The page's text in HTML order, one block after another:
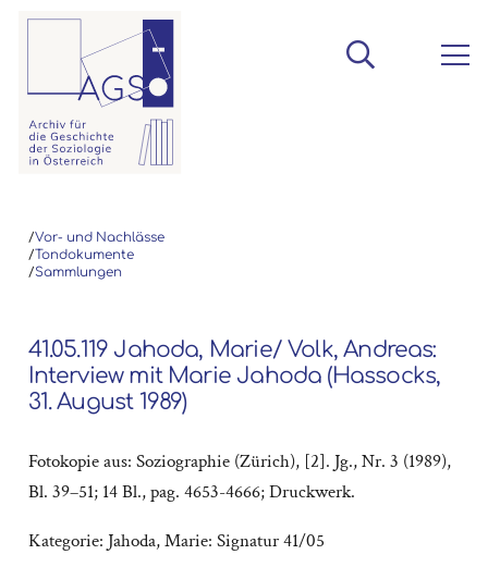
/Vor- und Nachlässe
/Tondokumente
/Sammlungen
41.05.119 Jahoda, Marie/ Volk, Andreas:
Interview mit Marie Jahoda (Hassocks,
31. August 1989)
Fotokopie aus: Soziographie (Zürich), [2]. Jg., Nr. 3 (1989),
Bl. 39–51; 14 Bl., pag. 4653-4666; Druckwerk.
Kategorie: Jahoda, Marie: Signatur 41/05